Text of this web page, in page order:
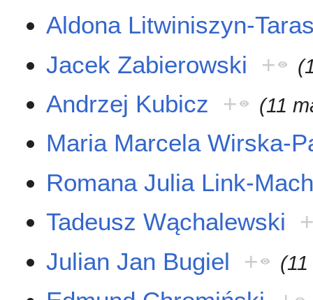
Aldona Litwiniszyn-
Jacek Zabierowski
+
Andrzej Kubicz + (11
Maria Marcela Wirska-
Romana Julia Link-
Tadeusz Wąchalewski
Julian Jan Bugiel
+